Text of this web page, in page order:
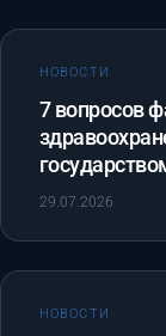
НОВОСТИ
7 вопросов
29.07.2026
НОВОСТИ